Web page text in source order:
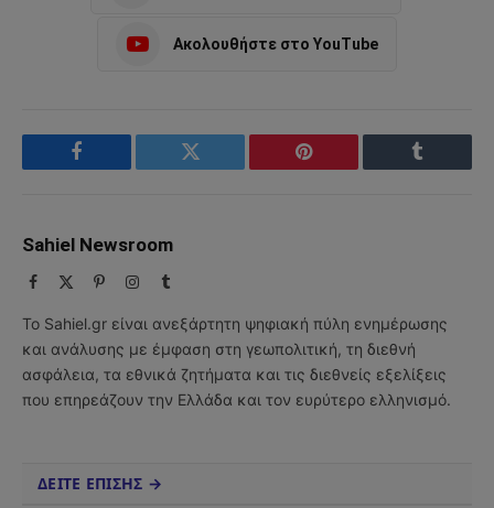
Ακολουθήστε στο YouTube
Facebook Twitter Pinterest Tumblr
Sahiel Newsroom
Facebook PinterestInstagram
Tumblr
Το Sahiel.gr είναι ανεξάρτητη ψηφιακή πύλη ενημέρωσης
και ανάλυσης με έμφαση στη γεωπολιτική, τη διεθνή
ασφάλεια, τα εθνικά ζητήματα και τις διεθνείς εξελίξεις
που επηρεάζουν την Ελλάδα και τον ευρύτερο ελληνισμό.
ΔΕΙΤΕ ΕΠΙΣΗΣ →